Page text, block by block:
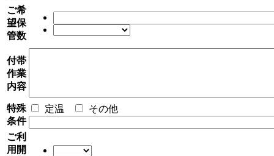
ご希
望保
管数
付帯
作業
内容
特殊
条件
定温 その他
ご利
用開